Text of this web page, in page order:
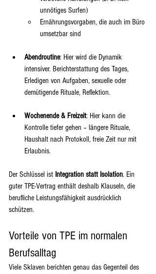
unnötiges Surfen)
Ernährungsvorgaben, die auch im Büro
umsetzbar sind
Abendroutine: Hier wird die Dynamik
intensiver. Berichterstattung des Tages,
Erledigen von Aufgaben, sexuelle oder
demütigende Rituale, Reflektion.
Wochenende & Freizeit: Hier kann die
Kontrolle tiefer gehen – längere Rituale,
Haushalt nach Protokoll, freie Zeit nur mit
Erlaubnis.
Der Schlüssel ist Integration statt Isolation. Ein
guter TPE-Vertrag enthält deshalb Klauseln, die
berufliche Leistungsfähigkeit ausdrücklich
schützen.
Vorteile von TPE im normalen
Berufsalltag
Viele Sklaven berichten genau das Gegenteil des